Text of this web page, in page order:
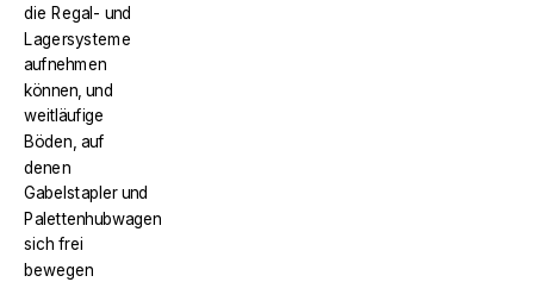
die Regal- und
Lagersysteme
aufnehmen
können, und
weitläufige
Böden, auf
denen
Gabelstapler und
Palettenhubwagen
sich frei
bewegen